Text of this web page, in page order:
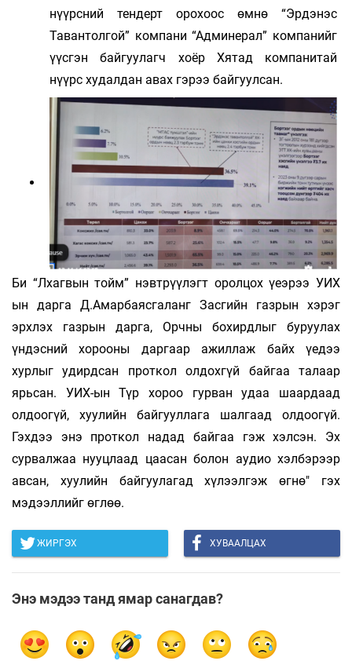
нүүрсний тендерт орохоос өмнө “Эрдэнэс
Тавантолгой” компани “Админерал” компанийг
үүсгэн байгуулагч хоёр Хятад компанитай
нүүрс худалдан авах гэрээ байгуулсан.
Би “Лхагвын тойм” нэвтрүүлэгт оролцох үеэрээ УИХ
ын дарга Д.Амарбаясгаланг Засгийн газрын хэрэг
эрхлэх газрын дарга, Орчны бохирдлыг буруулах
үндэсний хорооны даргаар ажиллаж байх үедээ
хурлыг удирдсан проткол олдохгүй байгаа талаар
ярьсан. УИХ-ын Түр хороо гурван удаа шаардаад
олдоогүй, хуулийн байгууллага шалгаад олдоогүй.
Гэхдээ энэ проткол надад байгаа гэж хэлсэн. Эх
сурвалжаа нууцлаад цаасан болон аудио хэлбэрээр
авсан, хуулийн байгуулагад хүлээлгэж өгнө" гэх
мэдээллийг өглөө.
ЖИРГЭХ ХУВААЛЦАХ
Энэ мэдээ танд ямар санагдав?